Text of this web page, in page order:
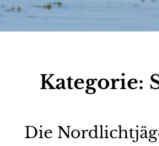
Kategorie:
Die